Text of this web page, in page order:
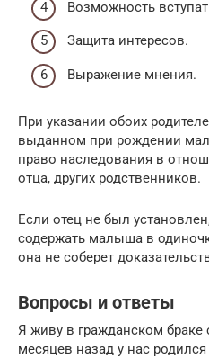
Возможность
Защита интересов.
Выражение мнения.
При указании обоих
выданном при рождении
право наследования в
отца, других родственников.
Если отец не был
содержать малыша в
она не соберет
Вопросы и ответы
Я живу в гражданском
месяцев назад у нас